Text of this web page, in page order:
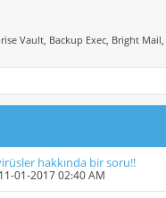
Vault, Backup Exec, Bright
hakkında bir soru!!
01-2017 02:40 AM